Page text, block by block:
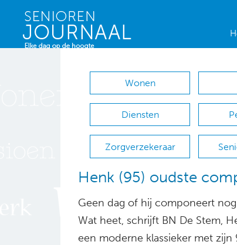
Wonen
Diensten
Zorgverzekeraar
Henk (95) oudste
Geen dag of hij componeert
Wat heet, schrijft BN De Stem,
een moderne klassieker met zijn